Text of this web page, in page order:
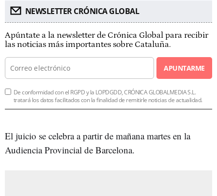
NEWSLETTER CRÓNICA GLOBAL
Apúntate a la newsletter de Crónica Global para recibir
las noticias más importantes sobre Cataluña.
APUNTARME
De conformidad con el RGPD y la LOPDGDD, CRÓNICA GLOBALMEDIA S.L.
tratará los datos facilitados con la finalidad de remitirle noticias de actualidad.
El juicio se celebra a partir de mañana martes en la
Audiencia Provincial de Barcelona.